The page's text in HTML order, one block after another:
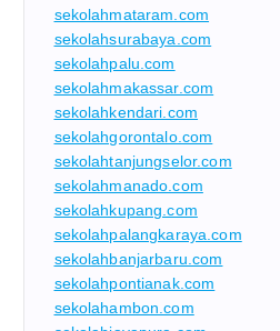
sekolahmataram.com
sekolahsurabaya.com
sekolahpalu.com
sekolahmakassar.com
sekolahkendari.com
sekolahgorontalo.com
sekolahtanjungselor.com
sekolahmanado.com
sekolahkupang.com
sekolahpalangkaraya.com
sekolahbanjarbaru.com
sekolahpontianak.com
sekolahambon.com